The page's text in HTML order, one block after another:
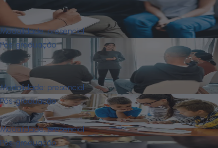
Clínica
Modalidade: presencial
Pós-graduação
Psicologia Organizacional e Saúde
Mental
Modalidade: presencial
Pós-graduação
Psicopedagogia Institucional e Clínica
Modalidade: presencial
Pós-graduação